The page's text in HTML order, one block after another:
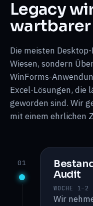
Legacy
wartbarer
Die meisten
Wiesen, sondern
WinForms-
Excel-Lösungen, die
geworden sind. Wir
mit einem ehrlichen
01
Audit
WOCHE 1–2
Wir